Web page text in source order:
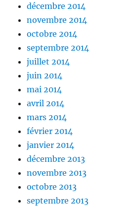
décembre 2014
novembre 2014
octobre 2014
septembre 2014
juillet 2014
juin 2014
mai 2014
avril 2014
mars 2014
février 2014
janvier 2014
décembre 2013
novembre 2013
octobre 2013
septembre 2013